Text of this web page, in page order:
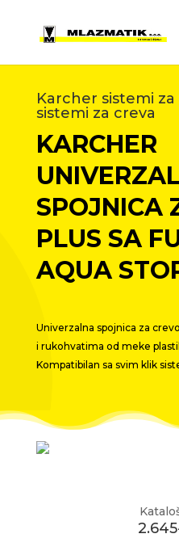
Karcher sistemi
sistemi za creva
KARCHER
SPOJNICA
PLUS SA
AQUA
Univerzalna spojnica za
i rukohvatima od meke
Kompatibilan sa svim klik